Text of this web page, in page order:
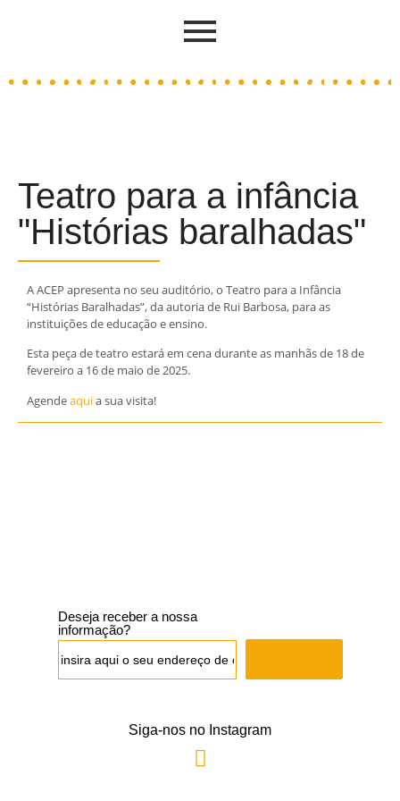
Teatro para a infância
"Histórias baralhadas"
A ACEP apresenta no seu auditório, o Teatro para a Infância
“Histórias Baralhadas”, da autoria de Rui Barbosa, para as
instituições de educação e ensino.
Esta peça de teatro estará em cena durante as manhãs de 18 de
fevereiro a 16 de maio de 2025.
Agendeaquia sua visita!
Deseja receber a nossa
informação?
Siga-nos no Instagram